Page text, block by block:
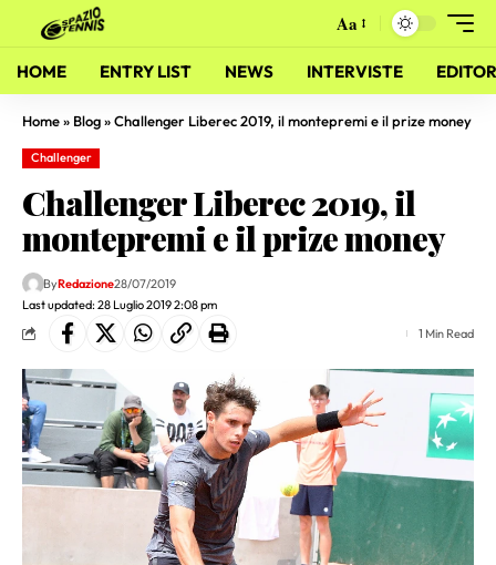
Aa
HOME ENTRY LIST NEWS INTERVISTE
Home» Blog»Challenger Liberec 2019, il montepremi e il prize money
Challenger
Challenger Liberec 2019, il
montepremi e il prize money
Last updated: 28 Luglio 2019 2:08 pm
ByRedazione28/07/2019
1 Min Read